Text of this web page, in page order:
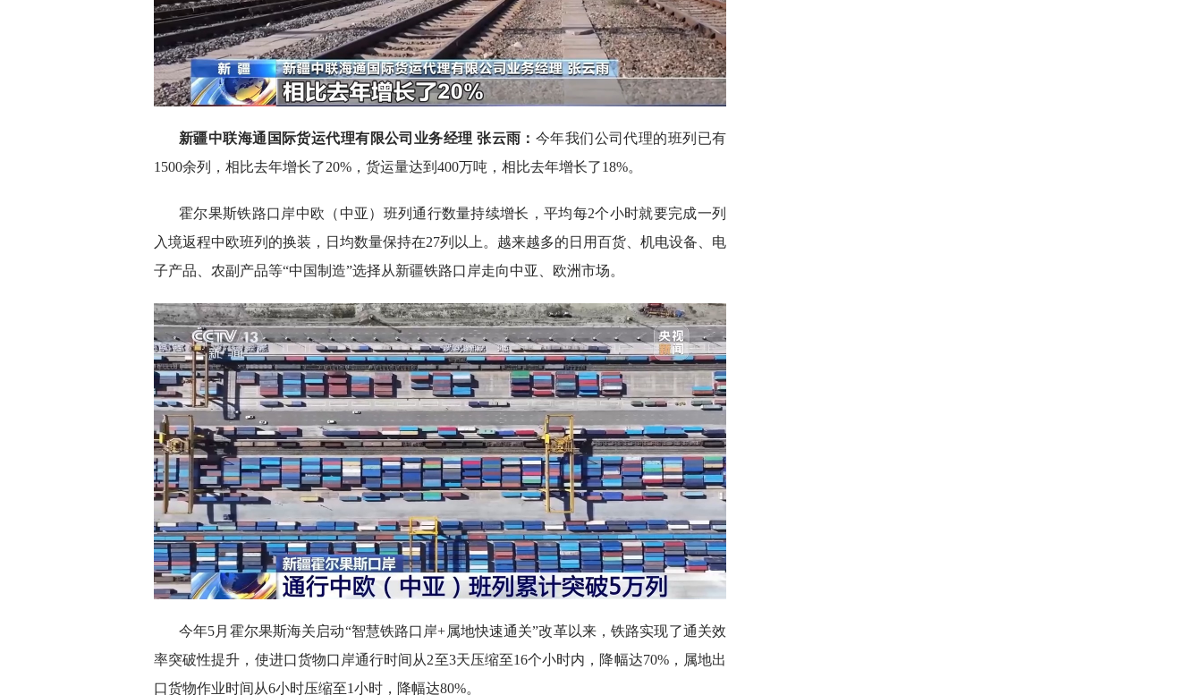
新疆中联海通国际货运代理有限公司业务经理 张云雨： 今年我们公司代理的班列已有
1500余列，相比去年增长了20%，货运量达到400万吨，相比去年增长了18%。
霍尔果斯铁路口岸中欧（中亚）班列通行数量持续增长，平均每2个小时就要完成一列
入境返程中欧班列的换装，日均数量保持在27列以上。越来越多的日用百货、机电设备、电
子产品、农副产品等“中国制造”选择从新疆铁路口岸走向中亚、欧洲市场。
今年5月霍尔果斯海关启动“智慧铁路口岸+属地快速通关”改革以来，铁路实现了通关效
率突破性提升，使进口货物口岸通行时间从2至3天压缩至16个小时内，降幅达70%，属地出
口货物作业时间从6小时压缩至1小时，降幅达80%。